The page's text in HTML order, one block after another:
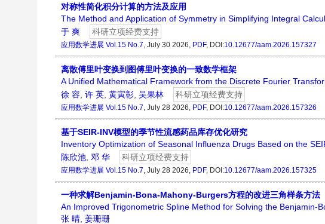
对称性简化积分计算的方法及应用
The Method and Application of Symmetry in Simplifying Integral
于 爽
科研立项经费支持
应用数学进展 Vol.15 No.7 , July 30 2026, PDF, DOI:10.12677/aam.2026.157327
离散傅里叶变换到图傅里叶变换的一致数学框架
A Unified Mathematical Framework from the Discrete Fourier
徐 容 许 英 黄寅彰 吴果林 科研立项经费支持
应用数学进展 Vol.15 No.7 , July 28 2026, PDF, DOI:10.12677/aam.2026.157326
基于SEIR-INV模型的季节性流感药品库存优化研究
Inventory Optimization of Seasonal Influenza Drugs Based on the
陈欣池 邓 华 科研立项经费支持
应用数学进展 Vol.15 No.7 , July 28 2026, PDF, DOI:10.12677/aam.2026.157325
一种求解Benjamin-Bona-Mahony-Burgers方程的改进三角样条方法
An Improved Trigonometric Spline Method for Solving the Benjamin-
张 晴 姜珊珊